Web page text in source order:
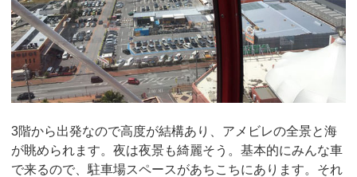
3階から出発なので高度が結構あり、アメビレの全景と海
が眺められます。夜は夜景も綺麗そう。基本的にみんな車
で来るので、駐車場スペースがあちこちにあります。それ